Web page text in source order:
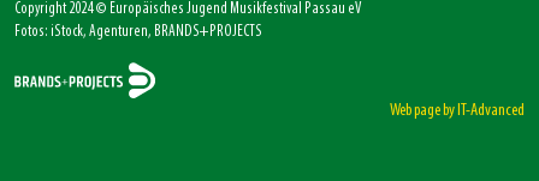
Copyright 2024 © Europäisches Jugend Musikfestival Passau eV
Fotos: iStock, Agenturen, BRANDS+PROJECTS
Web page by IT-Advanced